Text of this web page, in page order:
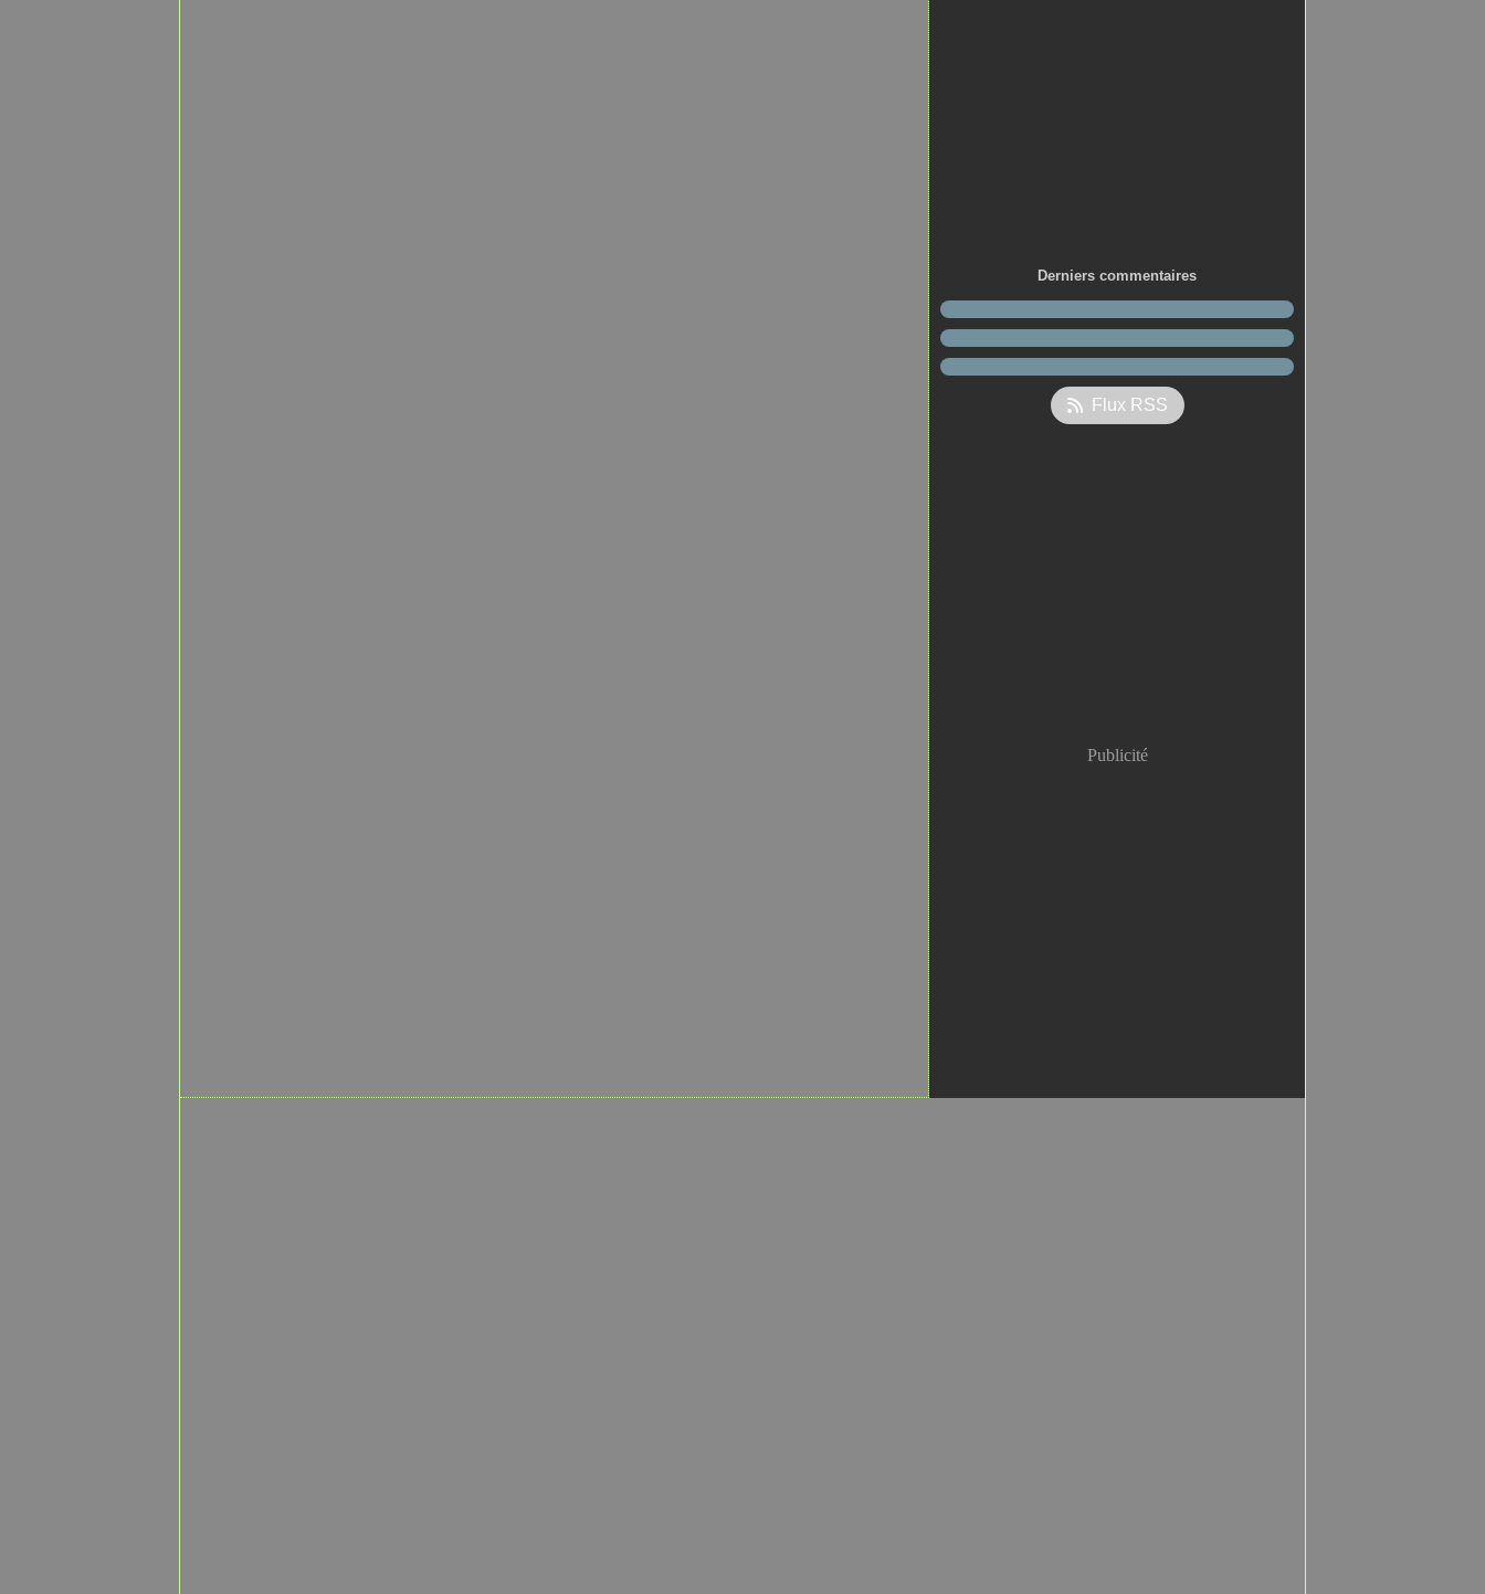
Derniers commentaires
Flux RSS
Publicité